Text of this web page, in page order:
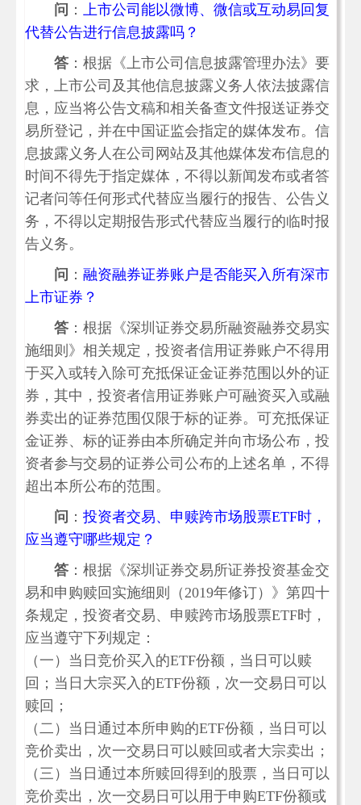
问 ： 上市公司能以微博、微信或互动易回复
代替公告进行信息披露吗？
答 ：根据《上市公司信息披露管理办法》要
求，上市公司及其他信息披露义务人依法披露信
息，应当将公告文稿和相关备查文件报送证券交
易所登记，并在中国证监会指定的媒体发布。信
息披露义务人在公司网站及其他媒体发布信息的
时间不得先于指定媒体，不得以新闻发布或者答
记者问等任何形式代替应当履行的报告、公告义
务，不得以定期报告形式代替应当履行的临时报
告义务。
问 ： 融资融券证券账户是否能买入所有深市
上市证券？
答 ：根据《深圳证券交易所融资融券交易实
施细则》相关规定，投资者信用证券账户不得用
于买入或转入除可充抵保证金证券范围以外的证
券，其中，投资者信用证券账户可融资买入或融
券卖出的证券范围仅限于标的证券。可充抵保证
金证券、标的证券由本所确定并向市场公布，投
资者参与交易的证券公司公布的上述名单，不得
超出本所公布的范围。
问 ： 投资者交易、申赎跨市场股票ETF时，
应当遵守哪些规定？
答 ：根据《深圳证券交易所证券投资基金交
易和申购赎回实施细则（2019年修订）》第四十
条规定，投资者交易、申赎跨市场股票ETF时，
应当遵守下列规定：
（一）当日竞价买入的ETF份额，当日可以赎
回；当日大宗买入的ETF份额，次一交易日可以
赎回；
（二）当日通过本所申购的ETF份额，当日可以
竞价卖出，次一交易日可以赎回或者大宗卖出；
（三）当日通过本所赎回得到的股票，当日可以
竞价卖出，次一交易日可以用于申购ETF份额或